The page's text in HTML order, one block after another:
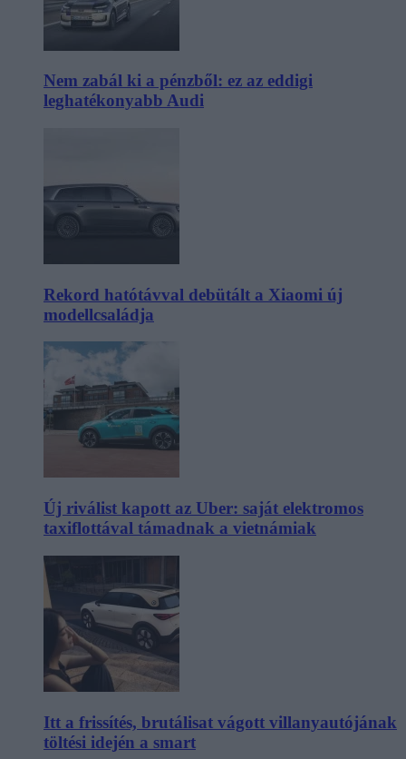
Nem zabál ki a pénzből: ez az eddigi
leghatékonyabb Audi
Rekord hatótávval debütált a Xiaomi új
modellcsaládja
Új riválist kapott az Uber: saját elektromos
taxiflottával támadnak a vietnámiak
Itt a frissítés, brutálisat vágott villanyautójának
töltési idején a smart